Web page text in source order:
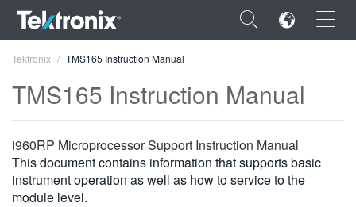
×
ENGLISH
FRANÇAIS
Tektronix TMS165 Instruction Manual
TMS165 Instruction Manual
i960RP Microprocessor Support Instruction Manual
This document contains information that supports basic
instrument operation as well as how to service to the
module level.